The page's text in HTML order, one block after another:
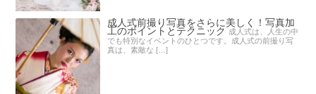
成人式前撮り写真をさらに美しく！写真加
工のポイントとテクニック 成人式は、人生の中
でも特別なイベントのひとつです。成人式の前撮り写
真は、素敵な […]